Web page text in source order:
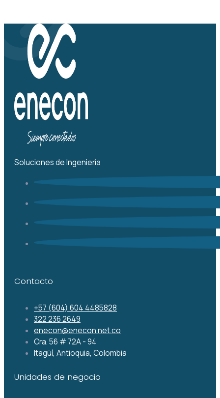
Soluciones de Ingeniería
Contacto
+57 (604) 604 4485828
322 236 2649
enecon@enecon.net.co
Cra. 56 # 72A - 94
Itagüí, Antioquia, Colombia
Unidades de negocio